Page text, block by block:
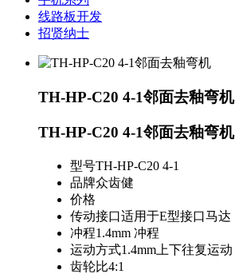
线路板开发
招贤纳士
TH-HP-C20 4-1邻面去釉弯机
TH-HP-C20 4-1邻面去釉弯机
型号TH-HP-C20 4-1
品牌众齿健
价格
传动接口适用于E型接口马达
冲程1.4mm 冲程
运动方式1.4mm上下往复运动
齿轮比4:1